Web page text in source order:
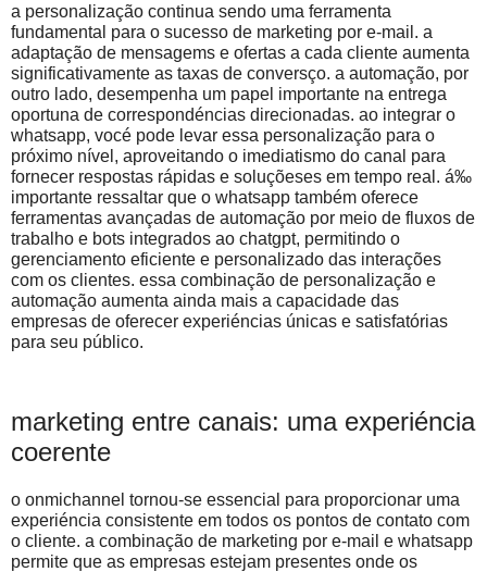
a personalização continua sendo uma ferramenta
fundamental para o sucesso de marketing por e-mail. a
adaptação de mensagems e ofertas a cada cliente aumenta
significativamente as taxas de conversço. a automação, por
outro lado, desempenha um papel importante na entrega
oportuna de correspondéncias direcionadas. ao integrar o
whatsapp, vocé pode levar essa personalização para o
próximo nível, aproveitando o imediatismo do canal para
fornecer respostas rápidas e soluçõeses em tempo real. á‰
importante ressaltar que o whatsapp também oferece
ferramentas avançadas de automação por meio de fluxos de
trabalho e bots integrados ao chatgpt, permitindo o
gerenciamento eficiente e personalizado das interações
com os clientes. essa combinação de personalização e
automação aumenta ainda mais a capacidade das
empresas de oferecer experiéncias únicas e satisfatórias
para seu público.
marketing entre canais: uma experiéncia
coerente
o onmichannel tornou-se essencial para proporcionar uma
experiéncia consistente em todos os pontos de contato com
o cliente. a combinação de marketing por e-mail e whatsapp
permite que as empresas estejam presentes onde os